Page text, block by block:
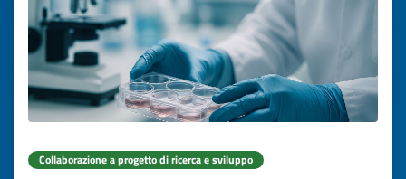
Collaborazione a progetto di ricerca e sviluppo